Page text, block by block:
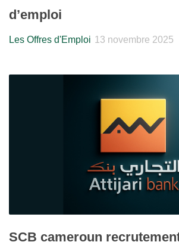
d’emploi
Les Offres d'Emploi 13 novembre 2025
SCB cameroun